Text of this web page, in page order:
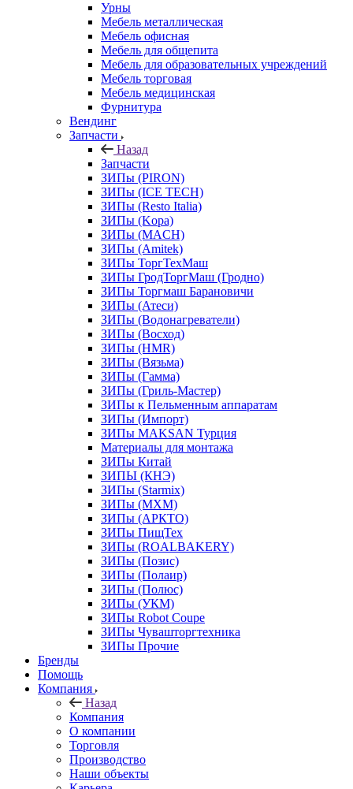
Урны
Мебель металлическая
Мебель офисная
Мебель для общепита
Мебель для образовательных учреждений
Мебель торговая
Мебель медицинская
Фурнитура
Вендинг
Запчасти
Назад
Запчасти
ЗИПы (PIRON)
ЗИПы (ICE TECH)
ЗИПы (Resto Italia)
ЗИПы (Kopa)
ЗИПы (MACH)
ЗИПы (Amitek)
ЗИПы ТоргТехМаш
ЗИПы ГродТоргМаш (Гродно)
ЗИПы Торгмаш Барановичи
ЗИПы (Атеси)
ЗИПы (Водонагреватели)
ЗИПы (Восход)
ЗИПы (HMR)
ЗИПы (Вязьма)
ЗИПы (Гамма)
ЗИПы (Гриль-Мастер)
ЗИПы к Пельменным аппаратам
ЗИПы (Импорт)
ЗИПы MAKSAN Турция
Материалы для монтажа
ЗИПы Китай
ЗИПЫ (КНЭ)
ЗИПы (Starmix)
ЗИПы (МХМ)
ЗИПы (АРКТО)
ЗИПы ПищТех
ЗИПы (ROALBAKERY)
ЗИПы (Позис)
ЗИПы (Полаир)
ЗИПы (Полюс)
ЗИПы (УКМ)
ЗИПы Robot Coupe
ЗИПы Чувашторгтехника
ЗИПы Прочие
Бренды
Помощь
Компания
Назад
Компания
О компании
Торговля
Производство
Наши объекты